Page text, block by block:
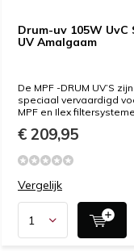
Drum-uv 105W UvC
UV Amalgaam
De MPF -DRUM UV’S zijn
speciaal vervaardigd
MPF en Ilex
€ 209,95
Vergelijk